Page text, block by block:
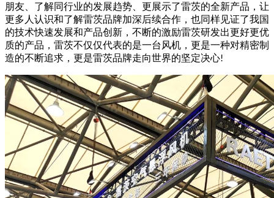
朋友、了解同行业的发展趋势、更展示了雷茨的全新产品，让
更多人认识和了解雷茨品牌加深后续合作，也同样见证了我国
的技术快速发展和产品创新，不断的激励雷茨研发出更好更优
质的产品，雷茨不仅仅代表的是一台风机，更是一种对精密制
造的不断追求，更是雷茨品牌走向世界的坚定决心!